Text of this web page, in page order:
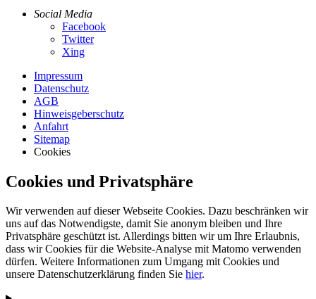
Social Media
Facebook
Twitter
Xing
Impressum
Datenschutz
AGB
Hinweisgeberschutz
Anfahrt
Sitemap
Cookies
Cookies und Privatsphäre
Wir verwenden auf dieser Webseite Cookies. Dazu beschränken wir
uns auf das Notwendigste, damit Sie anonym bleiben und Ihre
Privatsphäre geschützt ist. Allerdings bitten wir um Ihre Erlaubnis,
dass wir Cookies für die Website-Analyse mit Matomo verwenden
dürfen. Weitere Informationen zum Umgang mit Cookies und
unsere Datenschutzerklärung finden Sie hier.